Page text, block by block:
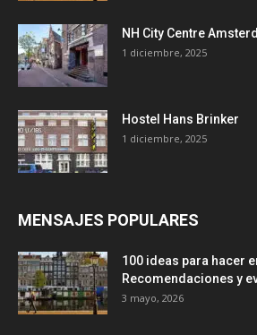
NH City Centre
1 diciembre, 2025
Hostel Hans Brinker
1 diciembre, 2025
MENSAJES POPULARES
100 ideas para hacer
Recomendaciones y
3 mayo, 2026